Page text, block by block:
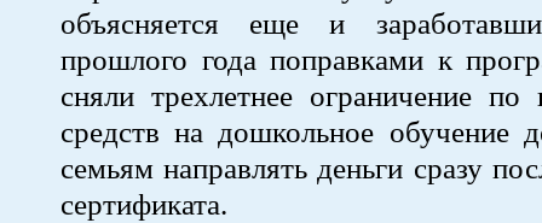
объясняется еще и
прошлого года поправками к
сняли трехлетнее ограничение по
средств на дошкольное обучение
семьям направлять деньги сразу
сертификата.